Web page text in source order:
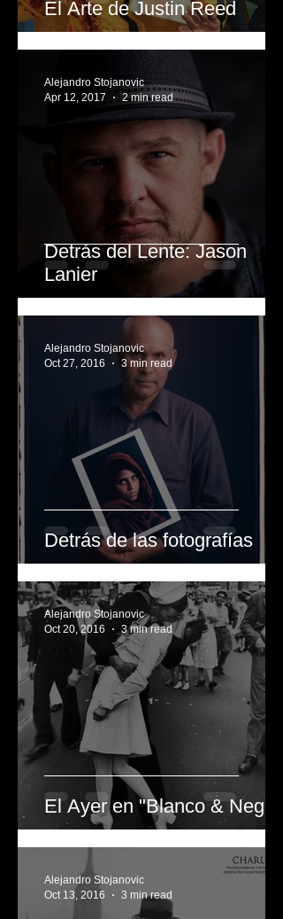
El Arte de Justin Reed
Detrás del Lente: Jason
Lanier
Alejandro Stojanovic
2 min read
Detrás de las fotografías
Alejandro Stojanovic
3 min read
El Ayer en "Blanco & Negro"
Alejandro Stojanovic
Oct 20, 2016
3 min read
Alejandro Stojanovic